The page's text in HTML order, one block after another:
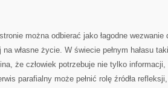
można odbierać jako łagodne
na własne życie. W świecie pełnym hałasu
że człowiek potrzebuje nie tylko
parafialny może pełnić rolę źródła